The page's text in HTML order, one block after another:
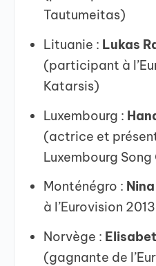
Tautumeitas)
Lituanie : Lukas
(participant à
Katarsis)
Luxembourg :
(actrice et
Luxembourg
Monténégro :
à l’Eurovision
Norvège :
(gagnante de